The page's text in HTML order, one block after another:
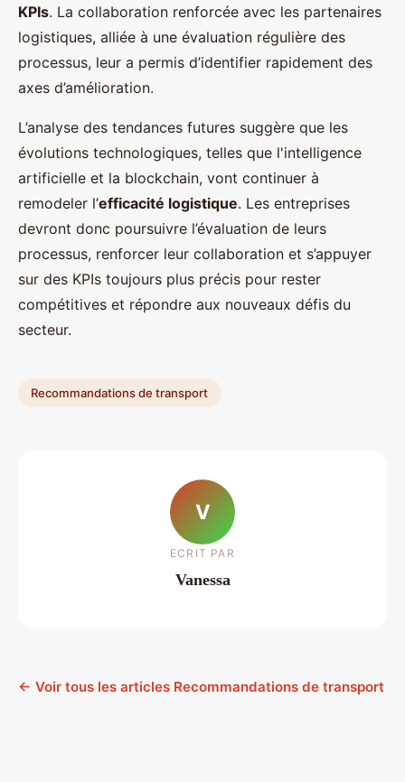
KPIs. La collaboration renforcée avec les partenaires
logistiques, alliée à une évaluation régulière des
processus, leur a permis d’identifier rapidement des
axes d’amélioration.
L’analyse des tendances futures suggère que les
évolutions technologiques, telles que l'intelligence
artificielle et la blockchain, vont continuer à
remodeler l’efficacité logistique. Les entreprises
devront donc poursuivre l’évaluation de leurs
processus, renforcer leur collaboration et s’appuyer
sur des KPIs toujours plus précis pour rester
compétitives et répondre aux nouveaux défis du
secteur.
Recommandations de transport
V
ECRIT PAR
Vanessa
← Voir tous les articles Recommandations de transport